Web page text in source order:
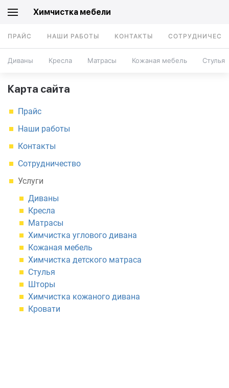
Химчистка мебели
ПРАЙС НАШИ РАБОТЫ КОНТАКТЫ
Диваны Кресла Матрасы Кожаная мебель Стулья
Карта сайта
Прайс
Наши работы
Контакты
Сотрудничество
Услуги
Диваны
Кресла
Матрасы
Химчистка углового дивана
Кожаная мебель
Химчистка детского матраса
Стулья
Шторы
Химчистка кожаного дивана
Кровати